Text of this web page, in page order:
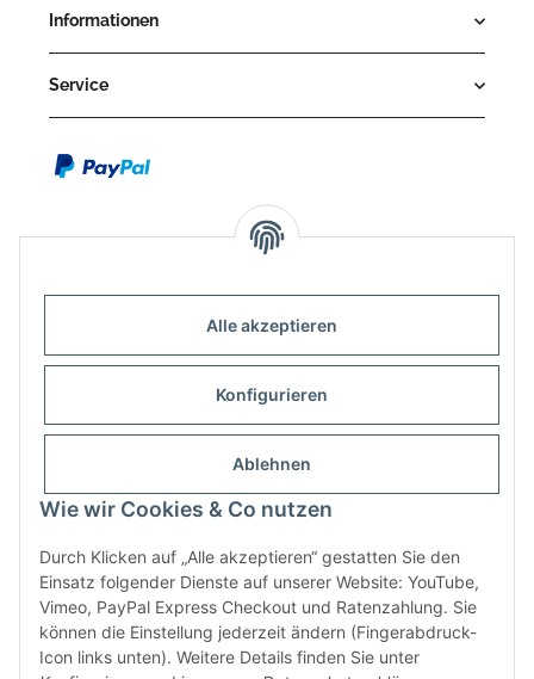
Alle akzeptieren
Konfigurieren
Ablehnen
Wie wir Cookies & Co nutzen
Durch Klicken auf „Alle akzeptieren“ gestatten Sie den
Einsatz folgender Dienste auf unserer Website: YouTube,
Vimeo, PayPal Express Checkout und Ratenzahlung. Sie
können die Einstellung jederzeit ändern (Fingerabdruck-
Icon links unten). Weitere Details finden Sie unter
Informationen
Service
Outdoor-Consulting GmbH
Kreuzäcker 13/1
D-88214 Ravensburg
+49 (751) 65285530
info@klettershop.de
www.klettershop.de